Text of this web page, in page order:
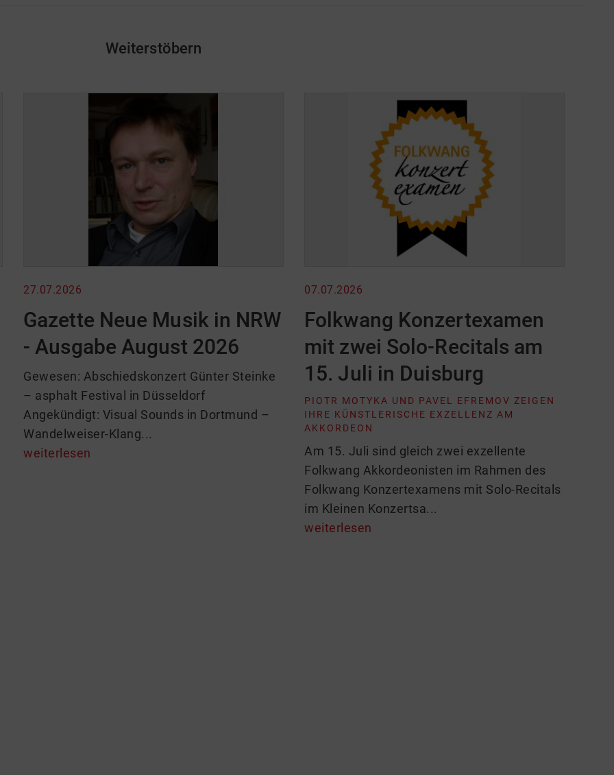
Weiterstöbern
27.07.2026
Gazette Neue Musik in NRW
- Ausgabe August 2026
Gewesen: Abschiedskonzert Günter Steinke
– asphalt Festival in Düsseldorf
Angekündigt: Visual Sounds in Dortmund –
Wandelweiser-Klang...
weiterlesen
07.07.2026
Folkwang Konzertexamen
mit zwei Solo-Recitals am
15. Juli in Duisburg
PIOTR MOTYKA UND PAVEL EFREMOV ZEIGEN
IHRE KÜNSTLERISCHE EXZELLENZ AM
AKKORDEON
Am 15. Juli sind gleich zwei exzellente
Folkwang Akkordeonisten im Rahmen des
Folkwang Konzertexamens mit Solo-Recitals
im Kleinen Konzertsa...
weiterlesen